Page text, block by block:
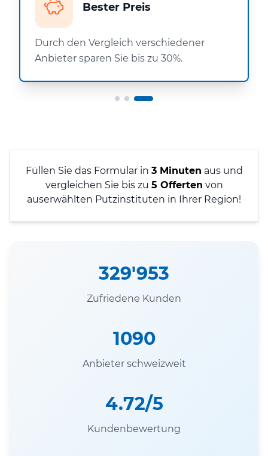
Bester Preis
Durch den Vergleich verschiedener
Anbieter sparen Sie bis zu 30%.
Füllen Sie das Formular in 3 Minuten aus und
vergleichen Sie bis zu 5 Offerten von
auserwählten Putzinstituten in Ihrer Region!
329'953
Zufriedene Kunden
1090
Anbieter schweizweit
4.72/5
Kundenbewertung